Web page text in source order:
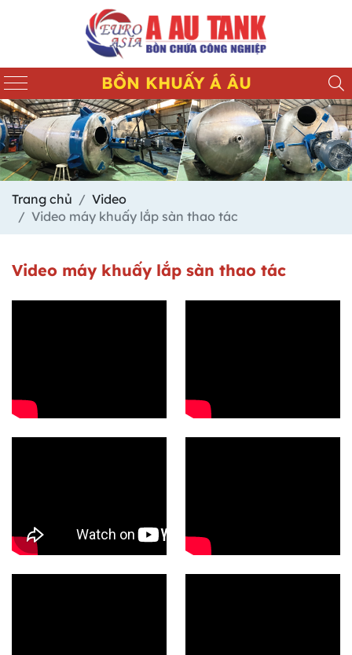
BỒN KHUẤY Á ÂU
Trang chủ
Video
Video máy khuấy lắp sàn thao tác
Video máy khuấy lắp sàn thao tác